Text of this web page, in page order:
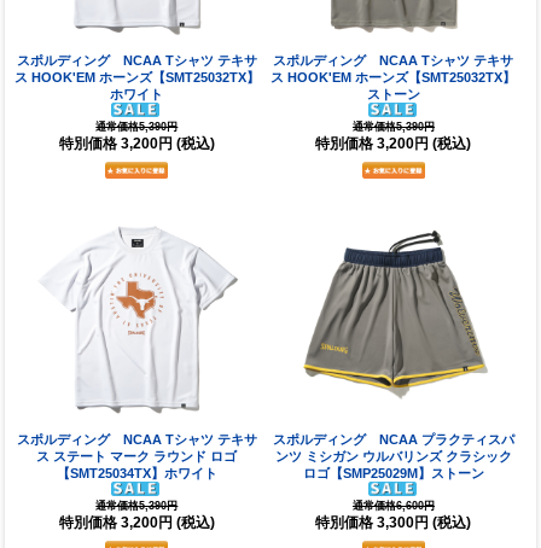
スポルディング NCAA Tシャツ テキサ
ス HOOK'EM ホーンズ【SMT25032TX】
ホワイト
通常価格5,390円
特別価格 3,200円 (税込)
スポルディング NCAA Tシャツ テキサ
ス HOOK'EM ホーンズ【SMT25032TX】
ストーン
通常価格5,390円
特別価格 3,200円 (税込)
スポルディング NCAA Tシャツ テキサ
ス ステート マーク ラウンド ロゴ
【SMT25034TX】ホワイト
通常価格5,390円
特別価格 3,200円 (税込)
スポルディング NCAA プラクティスパ
ンツ ミシガン ウルバリンズ クラシック
ロゴ【SMP25029M】ストーン
通常価格6,600円
特別価格 3,300円 (税込)